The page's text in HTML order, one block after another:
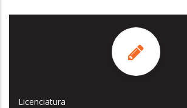
Licenciatura